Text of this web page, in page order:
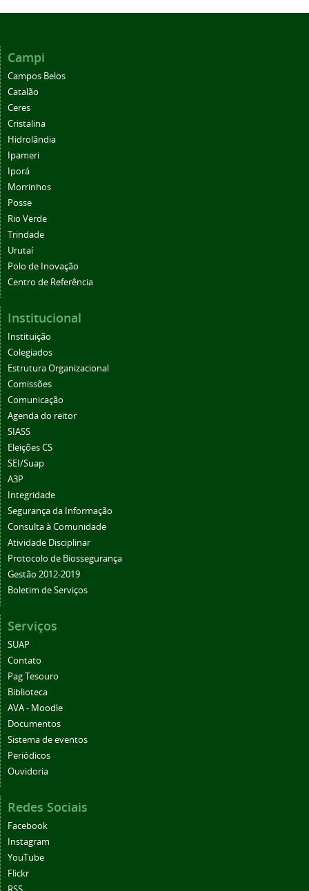
Campi
Campos Belos
Catalão
Ceres
Cristalina
Hidrolândia
Ipameri
Iporá
Morrinhos
Posse
Rio Verde
Trindade
Urutaí
Polo de Inovação
Centro de Referência
Institucional
Instituição
Colegiados
Estrutura Organizacional
Comissões
Comunicação
Agenda do reitor
SIASS
Eleições CS
SEI/Suap
A3P
Integridade
Segurança da Informação
Consulta à Comunidade
Atividade Disciplinar
Protocolo de Biossegurança
Gestão 2012-2019
Boletim de Serviços
Serviços
SUAP
Contato
Pag Tesouro
Biblioteca
AVA - Moodle
Documentos
Sistema de eventos
Periódicos
Ouvidoria
Redes Sociais
Facebook
Instagram
YouTube
Flickr